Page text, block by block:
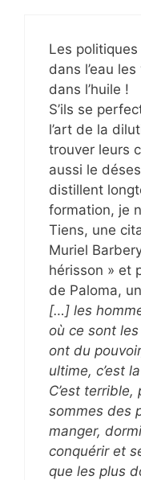
Les
dans l’eau
dans l’huile !
S’ils se
l’art de la
trouver leurs
aussi le
distillent
formation, je
Tiens, une
Muriel
hérisson » et
de Paloma,
[…] les
où ce sont
ont du
ultime, c’est
C’est
sommes des
manger,
conquérir et
que les plus